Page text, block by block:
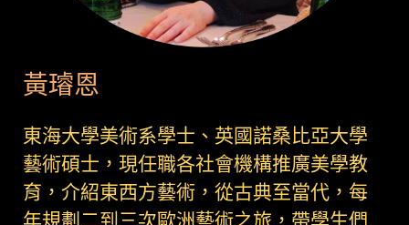
黃璿恩
東海大學美術系學士、英國諾桑比亞大學
藝術碩士，現任職各社會機構推廣美學教
育，介紹東西方藝術，從古典至當代，每
年規劃二到三次歐洲藝術之旅，帶學生們